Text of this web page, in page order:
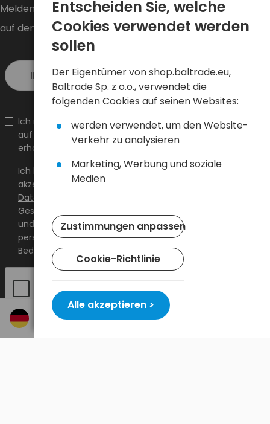
Melden Sie sich für den Newsletter an und bleiben Sie
auf dem Laufenden.
Melde dich an >
Ich möchte Informationen über Neuheiten und Aktionen
auf shop.baltrade.eu an die angegebene E-Mail-Adresse
erhalten.
Ich bestätige, dass ich den Inhalt gelesen habe und ihn
akzeptiere
Allgemeine Geschäftsbedingungen
Datenschutzrichtlinie
Geschäftsbedingungen sowie die Datenschutzrichtlinie
und stimme der Verarbeitung meiner
personenbezogenen Daten zu den darin angegebenen
Bedingungen zu.
Entscheiden Sie, welche
Cookies verwendet werden
sollen
Der Eigentümer von shop.baltrade.eu,
Baltrade Sp. z o.o., verwendet die
folgenden Cookies auf seinen Websites:
werden verwendet, um den Website-
Verkehr zu analysieren
Marketing, Werbung und soziale
Medien
Zustimmungen anpassen
Cookie-Richtlinie
Alle akzeptieren >